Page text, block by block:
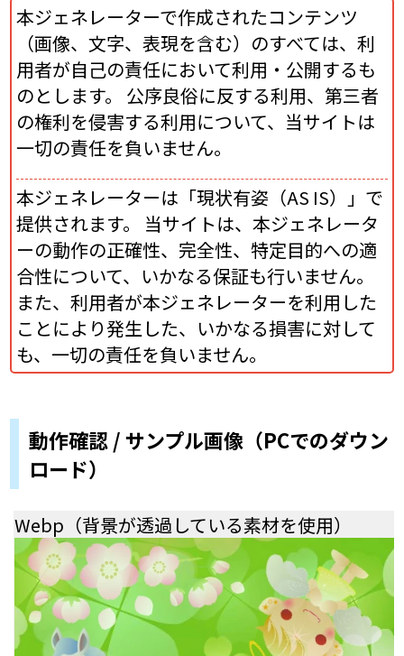
本ジェネレーターで作成されたコンテンツ
（画像、文字、表現を含む）のすべては、利
用者が自己の責任において利用・公開するも
のとします。 公序良俗に反する利用、第三者
の権利を侵害する利用について、当サイトは
一切の責任を負いません。
本ジェネレーターは「現状有姿（AS IS）」で
提供されます。 当サイトは、本ジェネレータ
ーの動作の正確性、完全性、特定目的への適
合性について、いかなる保証も行いません。
また、利用者が本ジェネレーターを利用した
ことにより発生した、いかなる損害に対して
も、一切の責任を負いません。
動作確認 / サンプル画像（PCでのダウン
ロード）
Webp（背景が透過している素材を使用）